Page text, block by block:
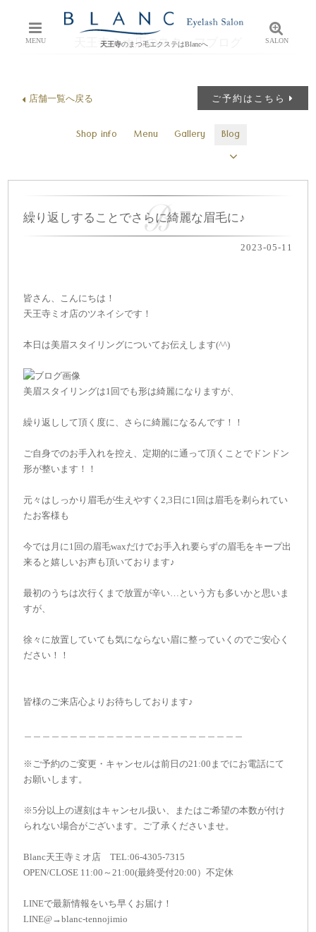
MENU 天王寺のまつ毛エクステはBlancへ SALON
天王寺ミオ店のスタッフブログ
ご予約はこちら
店舗一覧へ戻る
Shop info Menu Gallery Blog
繰り返しすることでさらに綺麗な眉毛に♪
2023-05-11
皆さん、こんにちは！
天王寺ミオ店のツネイシです！
本日は美眉スタイリングについてお伝えします(^^)
美眉スタイリングは1回でも形は綺麗になりますが、
繰り返しして頂く度に、さらに綺麗になるんです！！
ご自身でのお手入れを控え、定期的に通って頂くことでドンドン
形が整います！！
元々はしっかり眉毛が生えやすく2,3日に1回は眉毛を剃られてい
たお客様も
今では月に1回の眉毛waxだけでお手入れ要らずの眉毛をキープ出
来ると嬉しいお声も頂いております♪
最初のうちは次行くまで放置が辛い…という方も多いかと思いま
すが、
徐々に放置していても気にならない眉に整っていくのでご安心く
ださい！！
皆様のご来店心よりお待ちしております♪
※ご予約のご変更・キャンセルは前日の21:00までにお電話にて
お願いします。
※5分以上の遅刻はキャンセル扱い、またはご希望の本数が付け
られない場合がございます。ご了承くださいませ。
Blanc天王寺ミオ店 TEL:06-4305-7315
OPEN/CLOSE 11:00～21:00(最終受付20:00）不定休
LINEで最新情報をいち早くお届け！
LINE@→blanc-tennojimio